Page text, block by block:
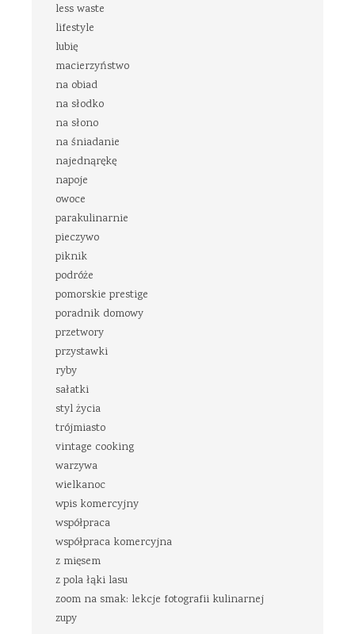
less waste
lifestyle
lubię
macierzyństwo
na obiad
na słodko
na słono
na śniadanie
najednąrękę
napoje
owoce
parakulinarnie
pieczywo
piknik
podróże
pomorskie prestige
poradnik domowy
przetwory
przystawki
ryby
sałatki
styl życia
trójmiasto
vintage cooking
warzywa
wielkanoc
wpis komercyjny
współpraca
współpraca komercyjna
z mięsem
z pola łąki lasu
zoom na smak: lekcje fotografii kulinarnej
zupy